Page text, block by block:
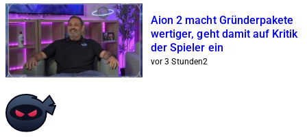
Aion 2 macht Gründerpakete
wertiger, geht damit auf Kritik
der Spieler ein
vor 3 Stunden2